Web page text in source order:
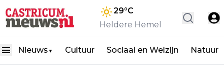
29°C
Heldere Hemel
Nieuws ▼ Cultuur Sociaal en Welzijn Natuur